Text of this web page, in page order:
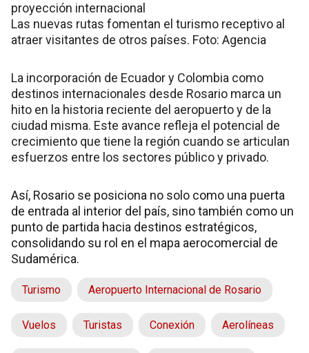
proyección internacional
Las nuevas rutas fomentan el turismo receptivo al
atraer visitantes de otros países. Foto: Agencia
La incorporación de Ecuador y Colombia como
destinos internacionales desde Rosario marca un
hito en la historia reciente del aeropuerto y de la
ciudad misma. Este avance refleja el potencial de
crecimiento que tiene la región cuando se articulan
esfuerzos entre los sectores público y privado.
Así, Rosario se posiciona no solo como una puerta
de entrada al interior del país, sino también como un
punto de partida hacia destinos estratégicos,
consolidando su rol en el mapa aerocomercial de
Sudamérica.
Turismo Aeropuerto Internacional de Rosario
Vuelos Turistas Conexión Aerolíneas